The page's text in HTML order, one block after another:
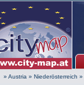
» Austria » Niederösterreich »